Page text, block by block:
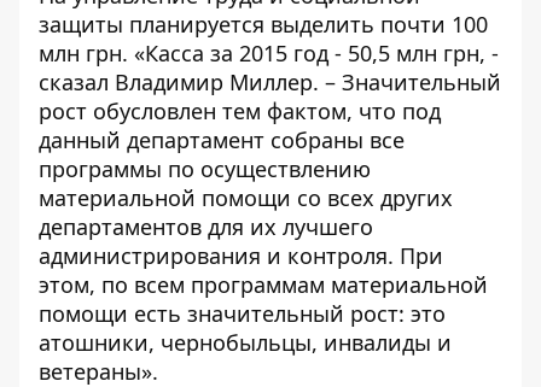
защиты планируется выделить почти 100
млн грн. «Касса за 2015 год - 50,5 млн грн, -
сказал Владимир Миллер. – Значительный
рост обусловлен тем фактом, что под
данный департамент собраны все
программы по осуществлению
материальной помощи со всех других
департаментов для их лучшего
администрирования и контроля. При
этом, по всем программам материальной
помощи есть значительный рост: это
атошники, чернобыльцы, инвалиды и
ветераны».